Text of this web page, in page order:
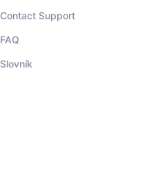
Contact Support
FAQ
Slovník